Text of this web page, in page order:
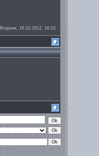
Вторник, 16.10.2012, 16:23